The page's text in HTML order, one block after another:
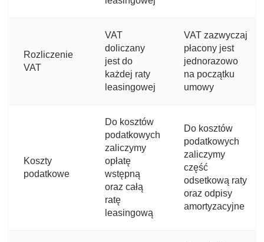
Rozliczenie
VAT
VAT
doliczany
jest do
każdej raty
leasingowej
VAT zazwyczaj
płacony jest
jednorazowo
na początku
umowy
Koszty
podatkowe
Do kosztów
podatkowych
zaliczymy
opłatę
wstępną
oraz całą
ratę
leasingową
Do kosztów
podatkowych
zaliczymy
część
odsetkową raty
oraz odpisy
amortyzacyjne